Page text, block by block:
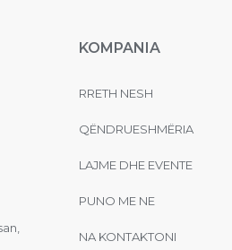
KOMPANIA
RRETH NESH
QËNDRUESHMËRIA
LAJME DHE EVENTE
PUNO ME NE
NA KONTAKTONI